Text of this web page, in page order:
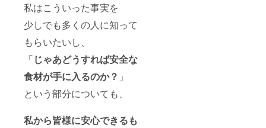
私はこういった事実を
少しでも多くの人に知って
もらいたいし、
「じゃあどうすれば安全な
食材が手に入るのか？ 」
という部分についても、
私から皆様に安心できるも